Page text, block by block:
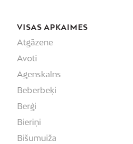
VISAS APKAIMES
Atgāzene
Avoti
Āgenskalns
Beberbeķi
Berģi
Bieriņi
Bišumuiža